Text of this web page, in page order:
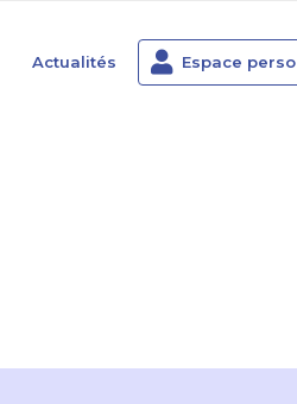
Actualités Espace perso